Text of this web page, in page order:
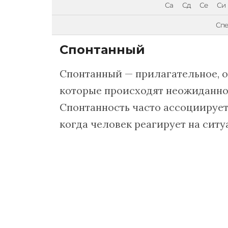
Са Сд Се Си
Спе
Спонтанный
Спонтанный — прилагательное,
которые происходят
Спонтанность часто
когда человек реагирует на